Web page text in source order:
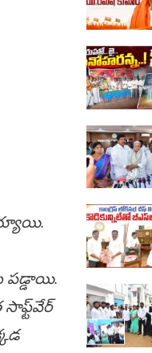
పడ్డాయి.